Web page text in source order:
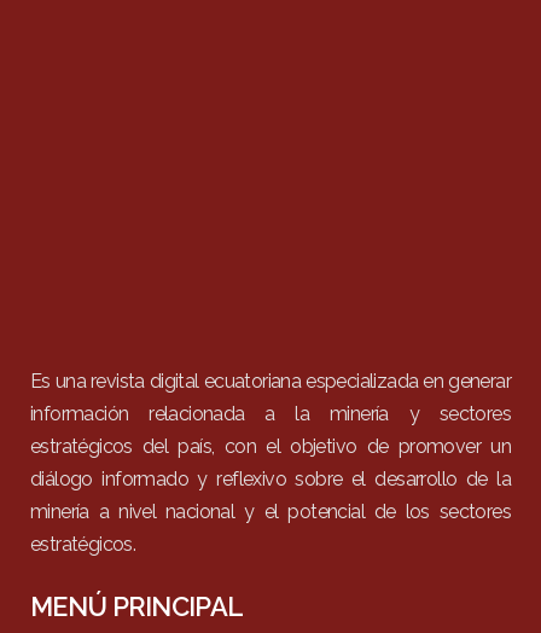
Es una revista digital ecuatoriana especializada en generar
información relacionada a la minería y sectores
estratégicos del país, con el objetivo de promover un
diálogo informado y reflexivo sobre el desarrollo de la
minería a nivel nacional y el potencial de los sectores
estratégicos.
MENÚ PRINCIPAL